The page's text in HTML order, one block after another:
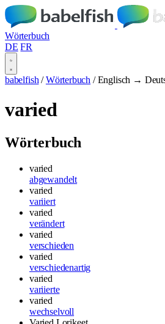
Wörterbuch
DE FR
babelfish / Wörterbuch / Englisch →
varied
Wörterbuch
varied
abgewandelt
varied
variiert
varied
verändert
varied
verschieden
varied
verschiedenartig
varied
variierte
varied
wechselvoll